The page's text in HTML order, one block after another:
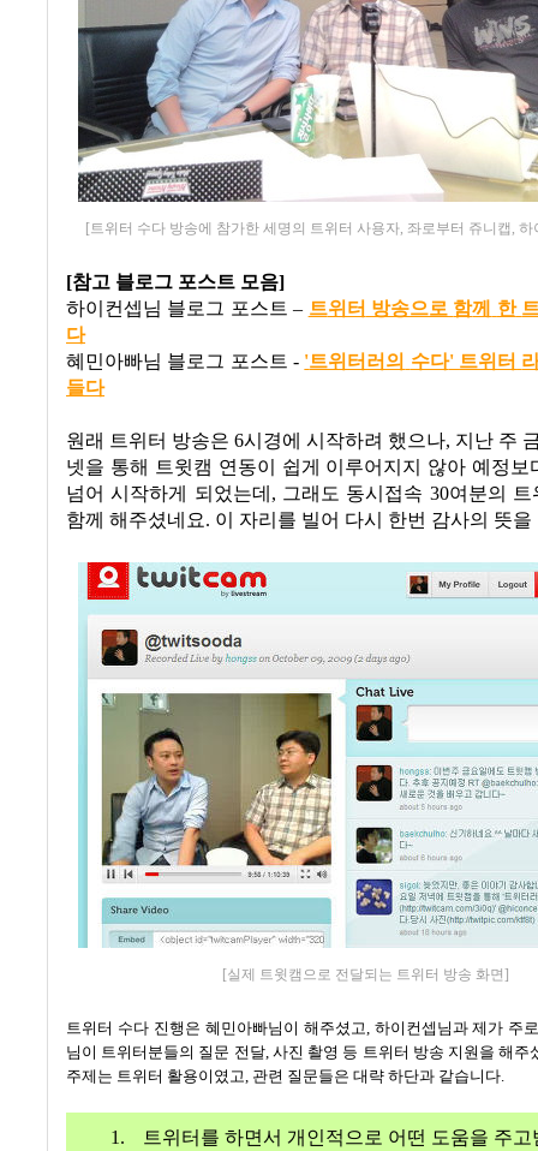
[트위터 수다 방송에 참가한 세명의 트위터 사용자, 좌로부터 쥬니캡,
[참고 블로그 포스트 모음]
하이컨셉님 블로그 포스트– 트위터 방송으로 함께 한
다
혜민아빠님 블로그 포스트 - '트위터러의 수다' 트위터
들다
원래 트위터 방송은 6시경에 시작하려 했으나, 지난 주
넷을 통해 트윗캠 연동이 쉽게 이루어지지 않아 예정보
넘어 시작하게 되었는데 , 그래도 동시접속 30여분의 트
함께 해주셨네요. 이 자리를 빌어 다시 한번 감사의 뜻을
[실제 트윗캠으로 전달되는 트위터 방송 화면]
트위터 수다 진행은 혜민아빠님이 해주셨고, 하이컨셉님과 제가 주
님이 트위터분들의 질문 전달, 사진 촬영 등 트위터 방송 지원을 해주
주제는 트위터 활용이였고, 관련 질문들은 대략 하단과 같습니다.
1.
트위터를 하면서 개인적으로 어떤 도움을 주고